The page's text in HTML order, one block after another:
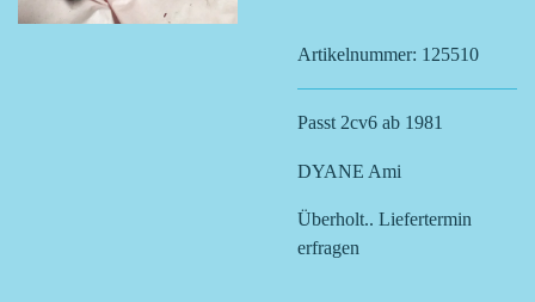
Artikelnummer: 125510
Passt 2cv6 ab 1981
DYANE Ami
Überholt.. Liefertermin
erfragen